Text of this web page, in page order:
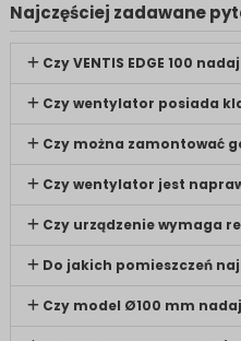
Najczęściej zadawane
Czy VENTIS EDGE 100
Czy wentylator posiada
Czy można zamontować
Czy wentylator jest
Czy urządzenie wymaga
Do jakich pomieszczeń
Czy model Ø100 mm